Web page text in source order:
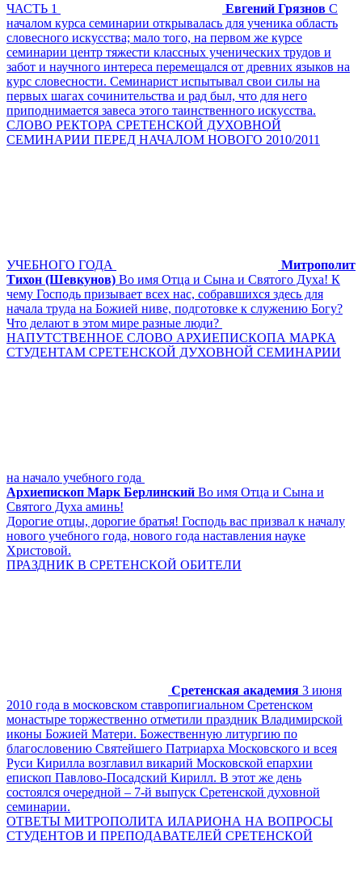
ЧАСТЬ 1 Евгений Грязнов С
началом курса семинарии открывалась для ученика область
словесного искусства; мало того, на первом же курсе
семинарии центр тяжести классных ученических трудов и
забот и научного интереса перемещался от древних языков на
курс словесности. Семинарист испытывал свои силы на
первых шагах сочинительства и рад был, что для него
приподнимается завеса этого таинственного искусства.
СЛОВО РЕКТОРА СРЕТЕНСКОЙ ДУХОВНОЙ
СЕМИНАРИИ ПЕРЕД НАЧАЛОМ НОВОГО 2010/2011
УЧЕБНОГО ГОДА
Митрополит
Тихон (Шевкунов) Во имя Отца и Сына и Святого Духа! К
чему Господь призывает всех нас, собравшихся здесь для
начала труда на Божией ниве, подготовке к служению Богу?
Что делают в этом мире разные люди?
НАПУТСТВЕННОЕ СЛОВО АРХИЕПИСКОПА МАРКА
СТУДЕНТАМ СРЕТЕНСКОЙ ДУХОВНОЙ СЕМИНАРИИ
на начало учебного года
Архиепископ Марк Берлинский Во имя Отца и Сына и
Святого Духа аминь!
Дорогие отцы, дорогие братья! Господь вас призвал к началу
нового учебного года, нового года наставления науке
Христовой.
ПРАЗДНИК В СРЕТЕНСКОЙ ОБИТЕЛИ
Сретенская академия 3 июня
2010 года в московском ставропигиальном Сретенском
монастыре торжественно отметили праздник Владимирской
иконы Божией Матери. Божественную литургию по
благословению Святейшего Патриарха Московского и всея
Руси Кирилла возглавил викарий Московской епархии
епископ Павлово-Посадский Кирилл. В этот же день
состоялся очередной – 7-й выпуск Сретенской духовной
семинарии.
ОТВЕТЫ МИТРОПОЛИТА ИЛАРИОНА НА ВОПРОСЫ
СТУДЕНТОВ И ПРЕПОДАВАТЕЛЕЙ СРЕТЕНСКОЙ